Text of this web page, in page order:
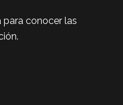
para conocer las